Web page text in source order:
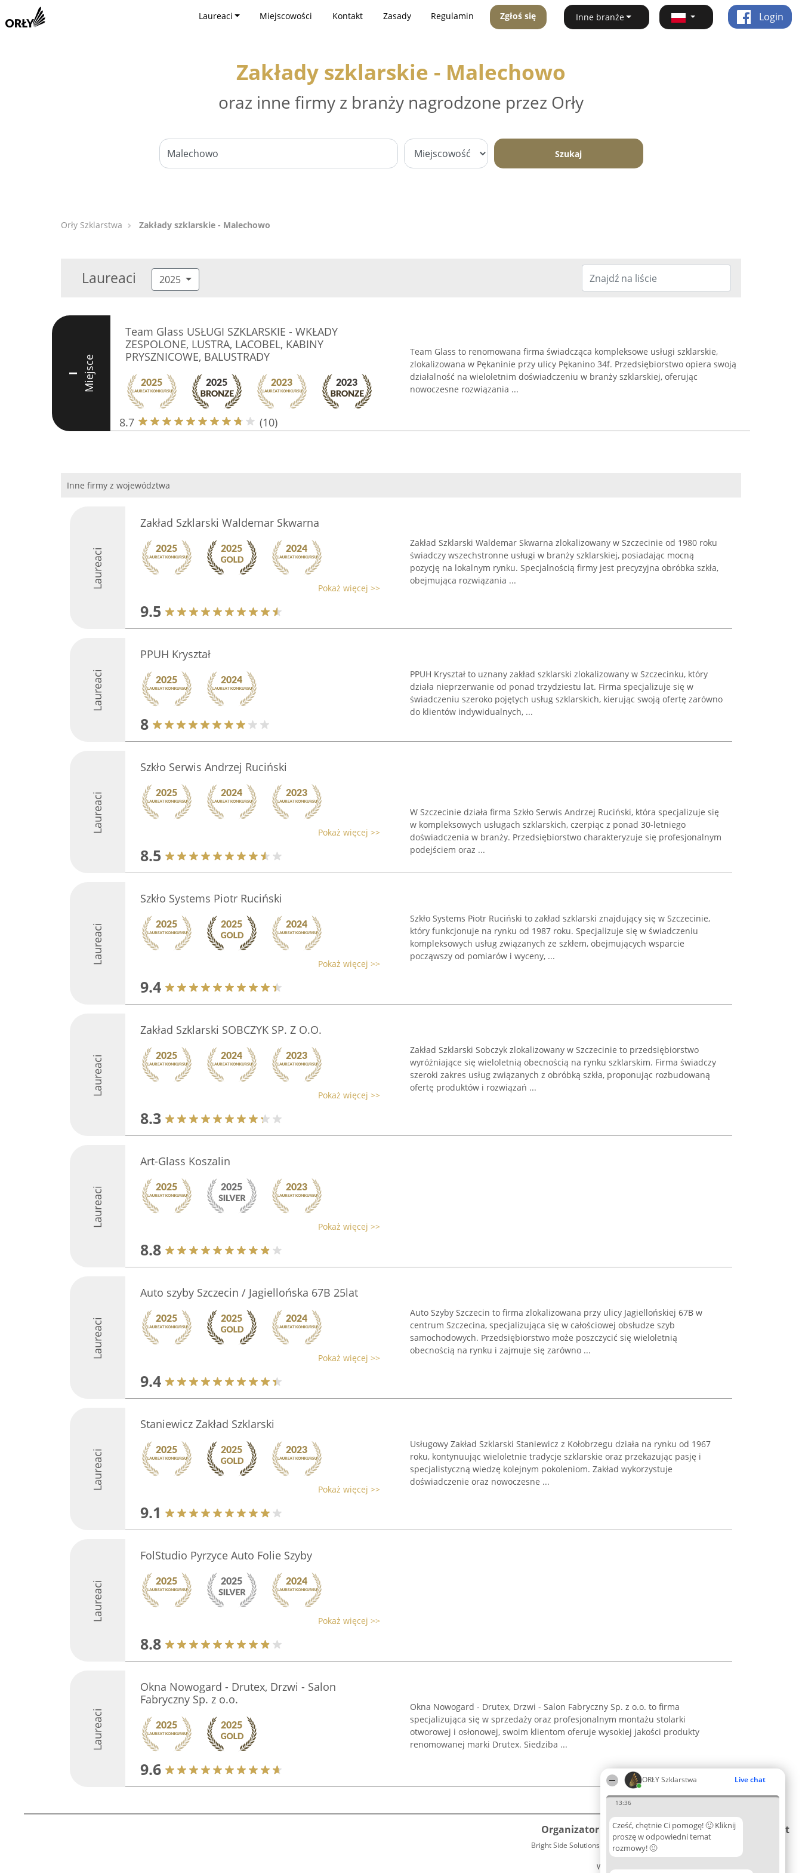
ORŁY Szklarstwa Live chat
13:36
Cześć, chętnie Ci pomogę! 🙂 Kliknij
proszę w odpowiedni temat
rozmowy! 🙂
Laureaci Miejscowości Kontakt Zasady Regulamin Zgłoś się Inne branże Login
Zakłady szklarskie - Malechowo
oraz inne firmy z branży nagrodzone przez Orły
Szukaj
Orły Szklarstwa Zakłady szklarskie - Malechowo
Laureaci 2025
I Miejsce
Team Glass USŁUGI SZKLARSKIE - WKŁADY
ZESPOLONE, LUSTRA, LACOBEL, KABINY
PRYSZNICOWE, BALUSTRADY
8.7 (10)
Team Glass to renomowana firma świadcząca kompleksowe usługi szklarskie,
zlokalizowana w Pękaninie przy ulicy Pękanino 34f. Przedsiębiorstwo opiera swoją
działalność na wieloletnim doświadczeniu w branży szklarskiej, oferując
nowoczesne rozwiązania ...
Inne firmy z województwa
Laureaci
Zakład Szklarski Waldemar Skwarna
Pokaż więcej >>
9.5
Zakład Szklarski Waldemar Skwarna zlokalizowany w Szczecinie od 1980 roku
świadczy wszechstronne usługi w branży szklarskiej, posiadając mocną
pozycję na lokalnym rynku. Specjalnością firmy jest precyzyjna obróbka szkła,
obejmująca rozwiązania ...
Laureaci
PPUH Kryształ
8
PPUH Kryształ to uznany zakład szklarski zlokalizowany w Szczecinku, który
działa nieprzerwanie od ponad trzydziestu lat. Firma specjalizuje się w
świadczeniu szeroko pojętych usług szklarskich, kierując swoją ofertę zarówno
do klientów indywidualnych, ...
Laureaci
Szkło Serwis Andrzej Ruciński
Pokaż więcej >>
8.5
W Szczecinie działa firma Szkło Serwis Andrzej Ruciński, która specjalizuje się
w kompleksowych usługach szklarskich, czerpiąc z ponad 30-letniego
doświadczenia w branży. Przedsiębiorstwo charakteryzuje się profesjonalnym
podejściem oraz ...
Laureaci
Szkło Systems Piotr Ruciński
Pokaż więcej >>
9.4
Szkło Systems Piotr Ruciński to zakład szklarski znajdujący się w Szczecinie,
który funkcjonuje na rynku od 1987 roku. Specjalizuje się w świadczeniu
kompleksowych usług związanych ze szkłem, obejmujących wsparcie
począwszy od pomiarów i wyceny, ...
Laureaci
Zakład Szklarski SOBCZYK SP. Z O.O.
Pokaż więcej >>
8.3
Zakład Szklarski Sobczyk zlokalizowany w Szczecinie to przedsiębiorstwo
wyróżniające się wieloletnią obecnością na rynku szklarskim. Firma świadczy
szeroki zakres usług związanych z obróbką szkła, proponując rozbudowaną
ofertę produktów i rozwiązań ...
Laureaci
Art-Glass Koszalin
Pokaż więcej >>
8.8
Laureaci
Auto szyby Szczecin / Jagiellońska 67B 25lat
Pokaż więcej >>
9.4
Auto Szyby Szczecin to firma zlokalizowana przy ulicy Jagiellońskiej 67B w
centrum Szczecina, specjalizująca się w całościowej obsłudze szyb
samochodowych. Przedsiębiorstwo może poszczycić się wieloletnią
obecnością na rynku i zajmuje się zarówno ...
Laureaci
Staniewicz Zakład Szklarski
Pokaż więcej >>
9.1
Usługowy Zakład Szklarski Staniewicz z Kołobrzegu działa na rynku od 1967
roku, kontynuując wieloletnie tradycje szklarskie oraz przekazując pasję i
specjalistyczną wiedzę kolejnym pokoleniom. Zakład wykorzystuje
doświadczenie oraz nowoczesne ...
Laureaci
FolStudio Pyrzyce Auto Folie Szyby
Pokaż więcej >>
8.8
Laureaci
Okna Nowogard - Drutex, Drzwi - Salon
Fabryczny Sp. z o.o.
9.6
Okna Nowogard - Drutex, Drzwi - Salon Fabryczny Sp. z o.o. to firma
specjalizująca się w sprzedaży oraz profesjonalnym montażu stolarki
otworowej i osłonowej, swoim klientom oferuje wysokiej jakości produkty
renomowanej marki Drutex. Siedziba ...
Organizator plebiscytu
Bright Side Solutions sp. z o. o. sp. k.
ul. Ruska 22
Wrocław 50-079
Plebiscyt
Lista
Kontakt